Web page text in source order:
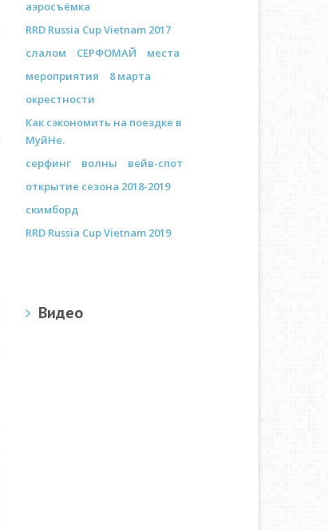
аэросъёмка
RRD Russia Cup Vietnam 2017
слалом
СЕРФОМАЙ
места
мероприятия
8 марта
окрестности
Как сэкономить на поездке в
МуйНе.
серфинг
волны
вейв-спот
открытие сезона 2018-2019
скимборд
RRD Russia Cup Vietnam 2019
Видео